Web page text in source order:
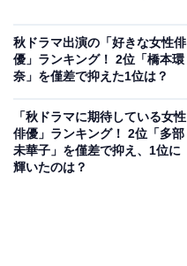
秋ドラマ出演の「好きな女性俳
優」ランキング！ 2位「橋本環
奈」を僅差で抑えた1位は？
「秋ドラマに期待している女性
俳優」ランキング！ 2位「多部
未華子」を僅差で抑え、1位に
輝いたのは？